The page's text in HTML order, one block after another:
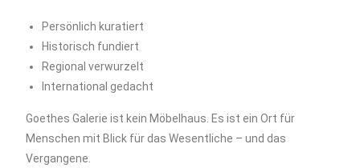
Persönlich kuratiert
Historisch fundiert
Regional verwurzelt
International gedacht
Goethes Galerie ist kein Möbelhaus. Es ist ein Ort für
Menschen mit Blick für das Wesentliche – und das
Vergangene.